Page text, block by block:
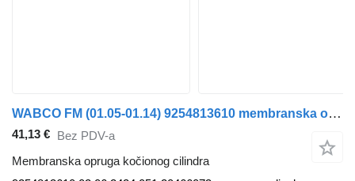
WABCO FM (01.05-01.14) 9254813610 membranska opruga kočionog cilindra za Volvo FM7-FM12, FM, FMX (1998-2014) tegljača
41,13 € Bez PDV-a
Membranska opruga kočionog cilindra